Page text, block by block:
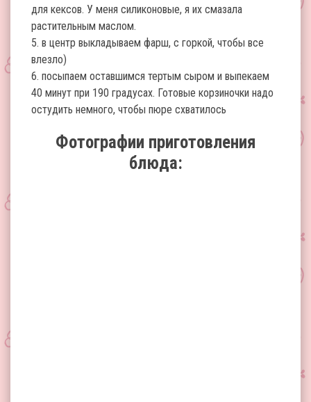
для кексов. У меня силиконовые, я их смазала
растительным маслом.
5. в центр выкладываем фарш, с горкой, чтобы все
влезло)
6. посыпаем оставшимся тертым сыром и выпекаем
40 минут при 190 градусах. Готовые корзиночки надо
остудить немного, чтобы пюре схватилось
Фотографии приготовления
блюда: